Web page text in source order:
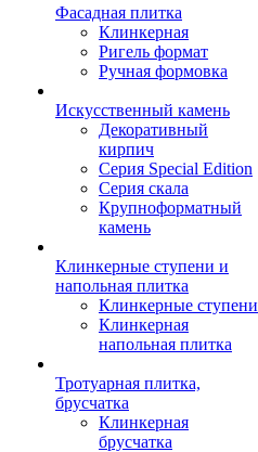
Фасадная плитка
Клинкерная
Ригель формат
Ручная формовка
Искусственный камень
Декоративный
кирпич
Серия Special Edition
Серия скала
Крупноформатный
камень
Клинкерные ступени и
напольная плитка
Клинкерные ступени
Клинкерная
напольная плитка
Тротуарная плитка,
брусчатка
Клинкерная
брусчатка